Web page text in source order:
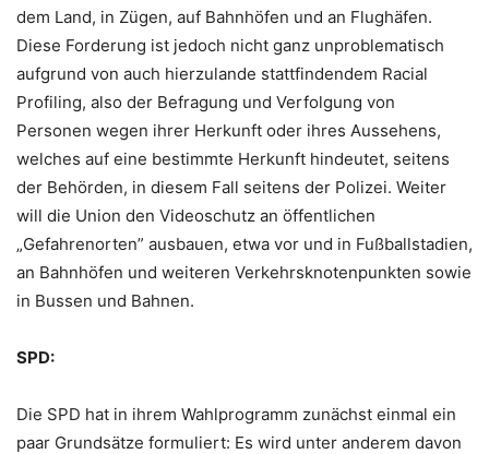
dem Land, in Zügen, auf Bahnhöfen und an Flughäfen.
Diese Forderung ist jedoch nicht ganz unproblematisch
aufgrund von auch hierzulande stattfindendem Racial
Profiling, also der Befragung und Verfolgung von
Personen wegen ihrer Herkunft oder ihres Aussehens,
welches auf eine bestimmte Herkunft hindeutet, seitens
der Behörden, in diesem Fall seitens der Polizei. Weiter
will die Union den Videoschutz an öffentlichen
„Gefahrenorten” ausbauen, etwa vor und in Fußballstadien,
an Bahnhöfen und weiteren Verkehrsknotenpunkten sowie
in Bussen und Bahnen.
SPD:
Die SPD hat in ihrem Wahlprogramm zunächst einmal ein
paar Grundsätze formuliert: Es wird unter anderem davon